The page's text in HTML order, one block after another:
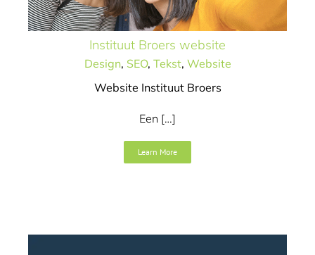
Instituut Broers website
Design, SEO, Tekst, Website
Website Instituut Broers
Een […]
Learn More
Zuid-West Skills Best